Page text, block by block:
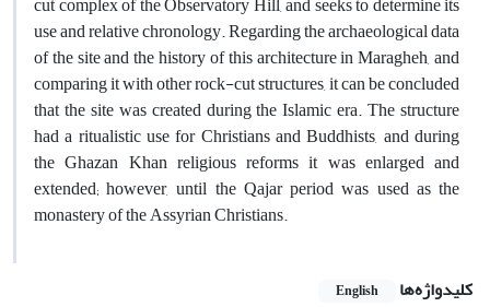
use and relative chronology. Regarding the archaeological data
of the site and the history of this architecture in Maragheh, and
comparing it with other rock-cut structures, it can be concluded
that the site was created during the Islamic era. The structure
had a ritualistic use for Christians and Buddhists, and during
the Ghazan Khan religious reforms it was enlarged and
extended; however, until the Qajar period was used as the
monastery of the Assyrian Christians.
کلیدواژه‌ها English